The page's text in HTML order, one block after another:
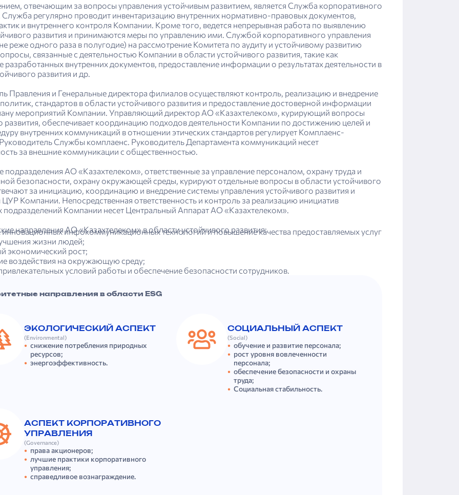
отвечающим за вопросы управления устойчивым развитием, является Служба корпоративного
Служба регулярно проводит инвентаризацию внутренних нормативно-правовых документов,
и внутреннего контроля Компании. Кроме того, ведется непрерывная работа по выявлению
развития и принимаются меры по управлению ими. Службой корпоративного управления
реже одного раза в полугодие) на рассмотрение Комитета по аудиту и устойчивому развитию
связанные с деятельностью Компании в области устойчивого развития, такие как
разработанных внутренних документов, предоставление информации о результатах деятельности в
развития и др.
Правления и Генеральные директора филиалов осуществляют контроль, реализацию и внедрение
стандартов в области устойчивого развития и предоставление достоверной информации
мероприятий Компании. Управляющий директор АО «Казахтелеком», курирующий вопросы
развития, обеспечивает координацию подходов деятельности Компании по достижению целей и
внутренних коммуникаций в отношении этических стандартов регулирует Комплаенс-
Службы комплаенс. Руководитель Департамента коммуникаций несет
за внешние коммуникации с общественностью.
подразделения АО «Казахтелеком», ответственные за управление персоналом, охрану труда и
безопасности, охрану окружающей среды, курируют отдельные вопросы в области устойчивого
за инициацию, координацию и внедрение системы управления устойчивого развития и
Компании. Непосредственная ответственность и контроль за реализацию инициатив
подразделений Компании несет Центральный Аппарат АО «Казахтелеком».
направления АО «Казахтелеком» в области устойчивого развития:
инновационных инфокоммуникационных технологий и повышение качества предоставляемых услуг
жизни людей;
экономический рост;
воздействия на окружающую среду;
условий работы и обеспечение безопасности сотрудников.
направления в области ESG
ЭКОЛОГИЧЕСКИЙ АСПЕКТ
(Environmental)
снижение потребления природных
ресурсов;
энергоэффективность.
СОЦИАЛЬНЫЙ АСПЕКТ
(Social)
обучение и развитие персонала;
рост уровня вовлеченности
персонала;
обеспечение безопасности и охраны
труда;
Социальная стабильность.
АСПЕКТ КОРПОРАТИВНОГО
УПРАВЛЕНИЯ
(Governance)
права акционеров;
лучшие практики корпоративного
управления;
справедливое вознаграждение.